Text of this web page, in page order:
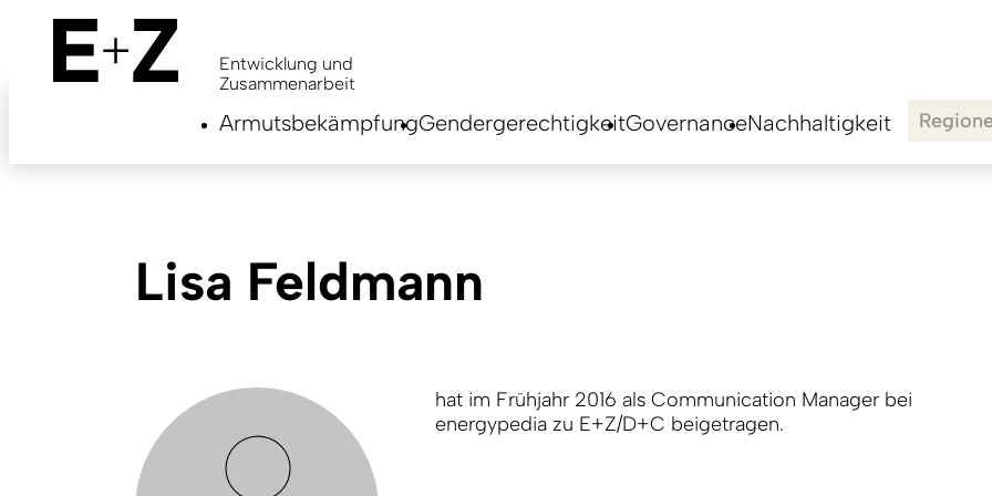
content
Entwicklung und
Zusammenarbeit
ArmutsbekämpfungGendergerechtigkeitGovernanceNachhaltigkeit
Lisa Feldmann
hat im Frühjahr 2016 als Communication Manager bei
energypedia zu E+Z/D+C beigetragen.